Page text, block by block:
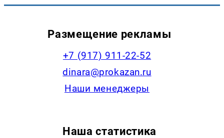
Размещение рекламы
+7 (917) 911-22-52
dinara@prokazan.ru
Наши менеджеры
Наша статистика